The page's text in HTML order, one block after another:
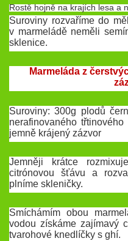
Rostě hojně na krajích lesa a
Suroviny rozvaříme do
v marmeládě neměli
sklenice.
Marmeláda z
Suroviny: 300g plodů
nerafinovaného
jemně krájený zázvor
Jemněji krátce
citrónovou šťávu a
plníme skleničky.
Smíchámím obou
vodou získáme zajímavý
tvarohové knedlíčky s ghí.